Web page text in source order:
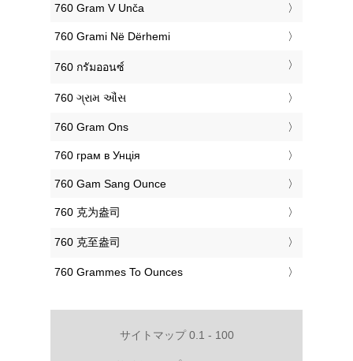
‎760 Gram V Unča
‎760 Grami Në Dërhemi
‎760 กรัมออนซ์
‎760 ગ્રામ ઔંસ
‎760 Gram Ons
‎760 грам в Унція
‎760 Gam Sang Ounce
‎760 克为盎司
‎760 克至盎司
‎760 Grammes To Ounces
サイトマップ 0.1 - 100